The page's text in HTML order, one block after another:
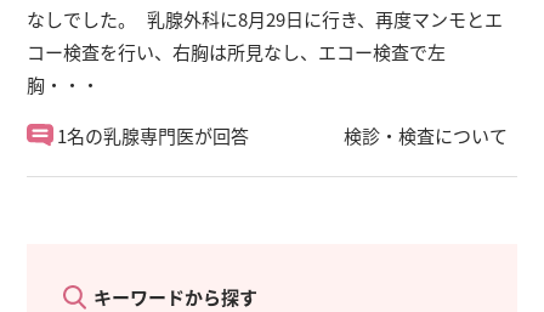
なしでした。 乳腺外科に8月29日に行き、再度マンモとエ
コー検査を行い、右胸は所見なし、エコー検査で左
胸・・・
検診・検査について
1名の乳腺専門医が回答
キーワードから探す